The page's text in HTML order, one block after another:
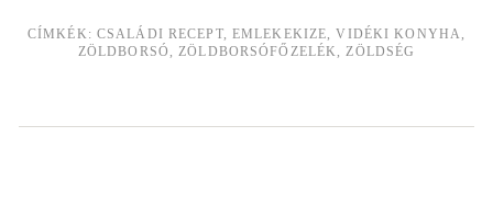
CÍMKÉK: CSALÁDI RECEPT, EMLEKEKIZE,VIDÉKI KONYHA,
ZÖLDBORSÓ ,ZÖLDBORSÓFŐZELÉK,ZÖLDSÉG